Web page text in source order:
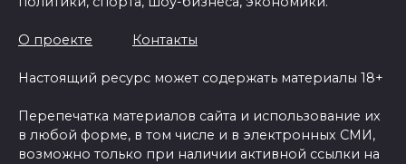
О проекте Контакты
Настоящий ресурс может содержать материалы 18+
Перепечатка материалов сайта и использование их
в любой форме, в том числе и в электронных СМИ,
возможно только при наличии активной ссылки на